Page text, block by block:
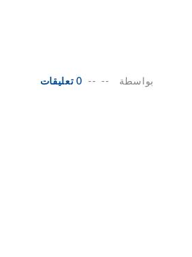
بواسطة --
-- 0 تعليقات